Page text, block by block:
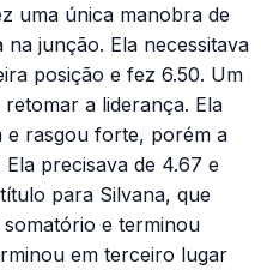
uma única manobra de
junção. Ela necessitava
posição e fez 6.50. Um
a liderança. Ela
e rasgou forte, porém a
precisava de 4.67 e
para Silvana, que
e terminou
em terceiro lugar